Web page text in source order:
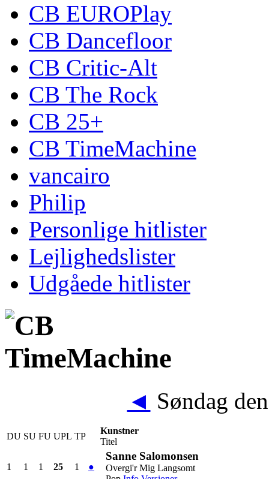
CB EUROPlay
CB Dancefloor
CB Critic-Alt
CB The Rock
CB 25+
CB TimeMachine
vancairo
Philip
Personlige hitlister
Lejlighedslister
Udgåede hitlister
◄ Søndag
DU SU FU UPL TP
Kunstner
Titel
1 1 1 25 1 ●
Sanne Salomonsen
Overgi'r Mig Langsomt